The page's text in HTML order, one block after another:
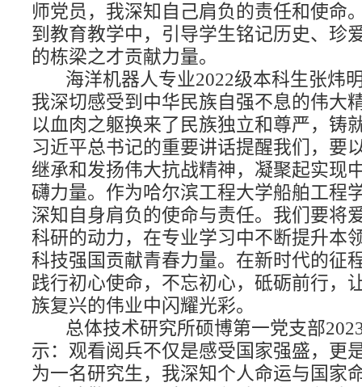
师党员，我深知自己肩负的责任和使命
到教育教学中，引导学生铭记历史、珍
的栋梁之才贡献力量。
海洋机器人专业2022级本科生张炜
我深切感受到中华民族自强不息的伟大
以血肉之躯换来了民族独立和尊严，铸
习近平总书记的重要讲话提醒我们，要
继承和发扬伟大抗战精神，凝聚起实现
礴力量。作为哈尔滨工程大学船舶工程
深知自身肩负的使命与责任。我们要将
科研的动力，在专业学习中不断提升本
科技强国贡献青春力量。在新时代的征
践行初心使命，不忘初心，砥砺前行，
族复兴的伟业中闪耀光彩。
总体技术研究所硕博第一党支部
示：观看阅兵不仅是感受国家强盛，更
为一名研究生，我深知个人命运与国家